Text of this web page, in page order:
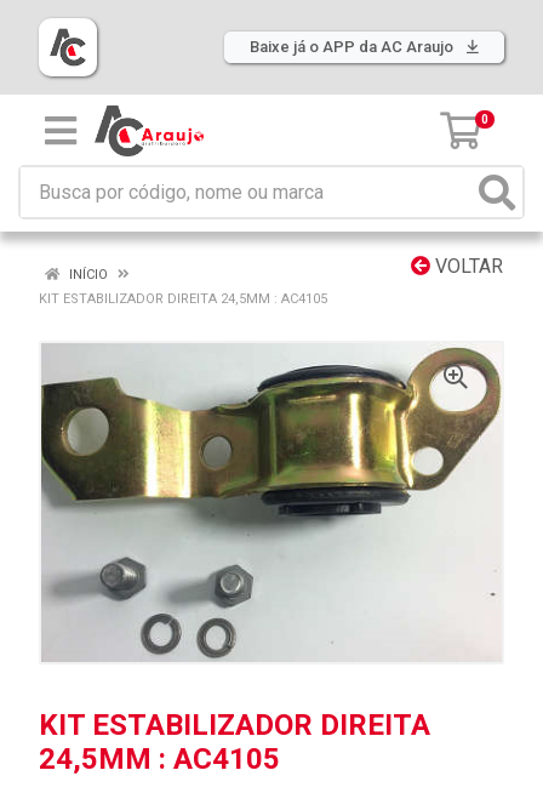
Baixe já o APP da AC Araujo
0
VOLTAR
INÍCIO
KIT ESTABILIZADOR DIREITA 24,5MM : AC4105
KIT ESTABILIZADOR DIREITA
24,5MM : AC4105